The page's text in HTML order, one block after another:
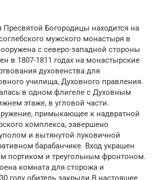
Пресвятой Богородицы находится на
мужского монастыря в
с северо-западной стороны
в 1807-1811 годах на монастырские
духовенства для
училища, Духовного правления.
в одном флигеле с Духовным
этаже, в угловой части.
примыкающее к надвратной
комплекса, завершено
и вытянутой луковичной
барабанчике. Вход украшен
портиком и треугольным фронтоном.
комната для сторожа и
году обитель закрыли.В настоящее